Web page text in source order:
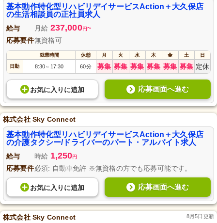
基本動作特化型リハビリデイサービスAction＋大久保店
の生活相談員の正社員求人
給与 月給 237,000円~
応募要件無資格可
就業時間 休憩 月 火 水 木 金 土 日
日勤 8:30～ 17:30 60分 募集 募集 募集 募集 募集 募集 定休
お気に入り に追加 応募画面へ進む
株式会社 Sky Connect
基本動作特化型リハビリデイサービスAction＋大久保店
の介護タクシー/ドライバーのパート・アルバイト求人
給与 時給 1,250円
応募要件必須: 自動車免許 ※無資格の方でも応募可能です。
お気に入り に追加 応募画面へ進む
株式会社 Sky Connect 8月5日更新